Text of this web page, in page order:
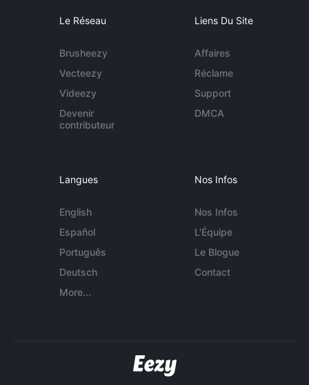
Le Réseau
Brusheezy
Vecteezy
Videezy
Devenir
contributeur
Liens Du Site
Affaires
Réclame
Support
DMCA
Langues
English
Español
Português
Deutsch
More...
Nos Infos
Nos Infos
L'Équipe
Le Blogue
Contact